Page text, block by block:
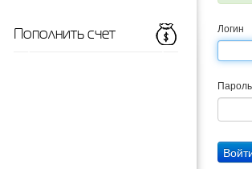
Логин
Пароль
Пополнить счет